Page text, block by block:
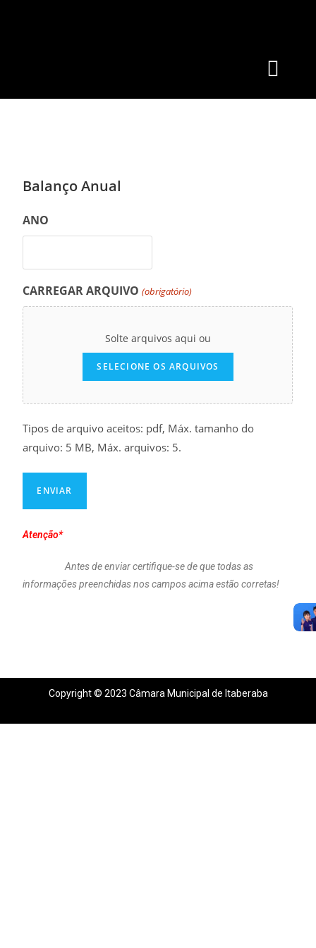
Balanço Anual
ANO
CARREGAR ARQUIVO (obrigatório)
Solte arquivos aqui ou
SELECIONE OS ARQUIVOS
Tipos de arquivo aceitos: pdf, Máx. tamanho do
arquivo: 5 MB, Máx. arquivos: 5.
Atenção*
Antes de enviar certifique-se de que todas as
informações preenchidas nos campos acima estão corretas!
Copyright © 2023 Câmara Municipal de Itaberaba